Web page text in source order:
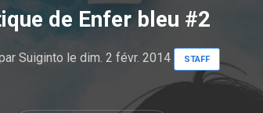
de Enfer bleu #2
Suiginto le dim. 2 févr. 2014 STAFF